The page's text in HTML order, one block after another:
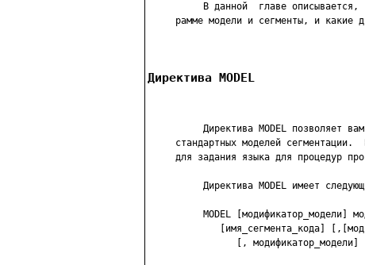
В данной  главе описывается,
рамме модели и сегменты, и какие
Директива MODEL